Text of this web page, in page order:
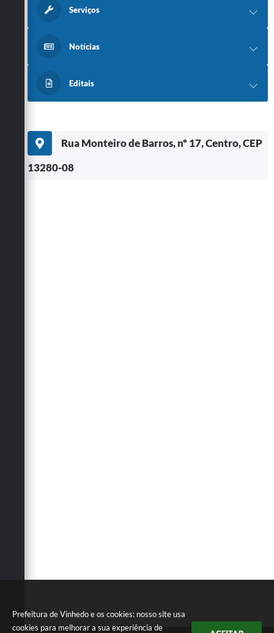
Prefeitura de Vinhedo e os cookies: nosso site usa
cookies para melhorar a sua experiência de
Serviços
Notícias
Editais
Rua Monteiro de Barros, nº 17, Centro, CEP
13280-08